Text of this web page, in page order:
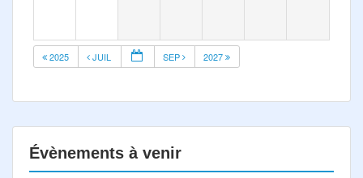
2025 JUIL SEP 2027
Évènements à venir